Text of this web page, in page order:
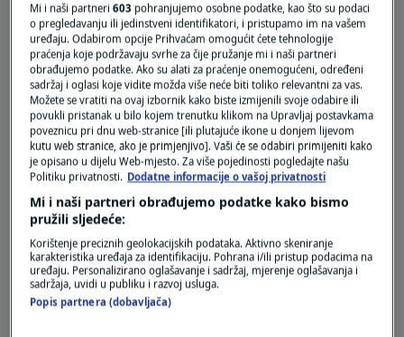
Oglas
Jesu li sinusne infekcije zarazne?
ZDRAVLJE 30. sij.
Urolog objašnjava je li problem ako
mokrite pod tušem
MAGAZIN |27. stu.| 0
Ovaj mineral je ključan za imunitet
Mi i naši partneri603 pohranjujemo osobne podatke, kao što su podaci
o pregledavanju ili jedinstveni identifikatori, i pristupamo im na vašem
uređaju. Odabirom opcije Prihvaćam omogućit ćete tehnologije
praćenja koje podržavaju svrhe za čije pružanje mi i naši partneri
obrađujemo podatke. Ako su alati za praćenje onemogućeni, određeni
sadržaj i oglasi koje vidite možda više neće biti toliko relevantni za vas.
Možete se vratiti na ovaj izbornik kako biste izmijenili svoje odabire ili
povukli pristanak u bilo kojem trenutku klikom na Upravljaj postavkama
poveznicu pri dnu web-stranice [ili plutajuće ikone u donjem lijevom
kutu web stranice, ako je primjenjivo]. Vaši će se odabiri primijeniti kako
je opisano u dijelu Web-mjesto. Za više pojedinosti pogledajte našu
Politiku privatnosti. Dodatne informacije o vašoj privatnosti
Mi i naši partneri obrađujemo podatke kako bismo
pružili sljedeće:
Korištenje preciznih geolokacijskih podataka. Aktivno skeniranje
karakteristika uređaja za identifikaciju. Pohrana i/ili pristup podacima na
uređaju. Personalizirano oglašavanje i sadržaj, mjerenje oglašavanja i
sadržaja, uvidi u publiku i razvoj usluga.
Popis partnera (dobavljača)